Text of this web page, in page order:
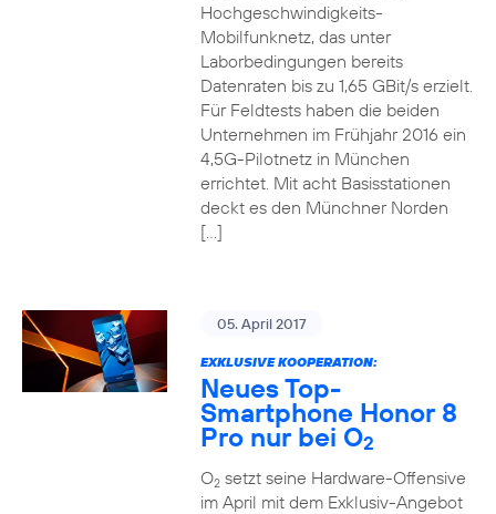
Hochgeschwindigkeits-
Mobilfunknetz, das unter
Laborbedingungen bereits
Datenraten bis zu 1,65 GBit/s erzielt.
Für Feldtests haben die beiden
Unternehmen im Frühjahr 2016 ein
4,5G-Pilotnetz in München
errichtet. Mit acht Basisstationen
deckt es den Münchner Norden
[…]
05. April 2017
EXKLUSIVE KOOPERATION:
Neues Top-
Smartphone Honor 8
Pro nur bei O2
O2setzt seine Hardware-Offensive
im April mit dem Exklusiv-Angebot